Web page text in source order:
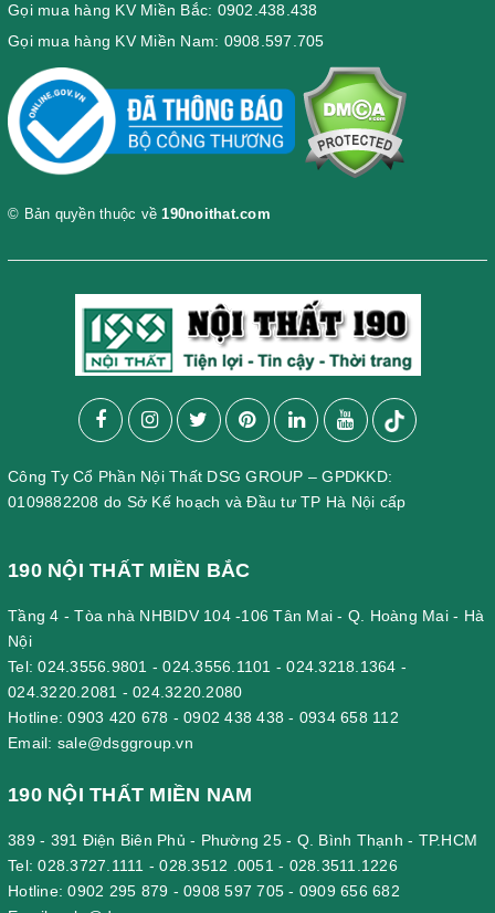
Gọi mua hàng KV Miền Bắc: 0902.438.438
Gọi mua hàng KV Miền Nam: 0908.597.705
© Bản quyền thuộc về 190noithat.com
Công Ty Cổ Phần Nội Thất DSG GROUP – GPDKKD:
0109882208 do Sở Kế hoạch và Đầu tư TP Hà Nội cấp
190 NỘI THẤT MIỀN BẮC
Tầng 4 - Tòa nhà NHBIDV 104 -106 Tân Mai - Q. Hoàng Mai - Hà
Nội
Tel:024.3556.9801 -024.3556.1101 -024.3218.1364 -
024.3220.2081 - 024.3220.2080
Hotline:0903 420 678 - 0902 438 438 - 0934 658 112
Email: sale@dsggroup.vn
190 NỘI THẤT MIỀN NAM
389 - 391 Điện Biên Phủ - Phường 25 - Q. Bình Thạnh - TP.HCM
Tel:028.3727.1111 -028.3512 .0051 - 028.3511.1226
Hotline:0902 295 879 - 0908 597 705 - 0909 656 682